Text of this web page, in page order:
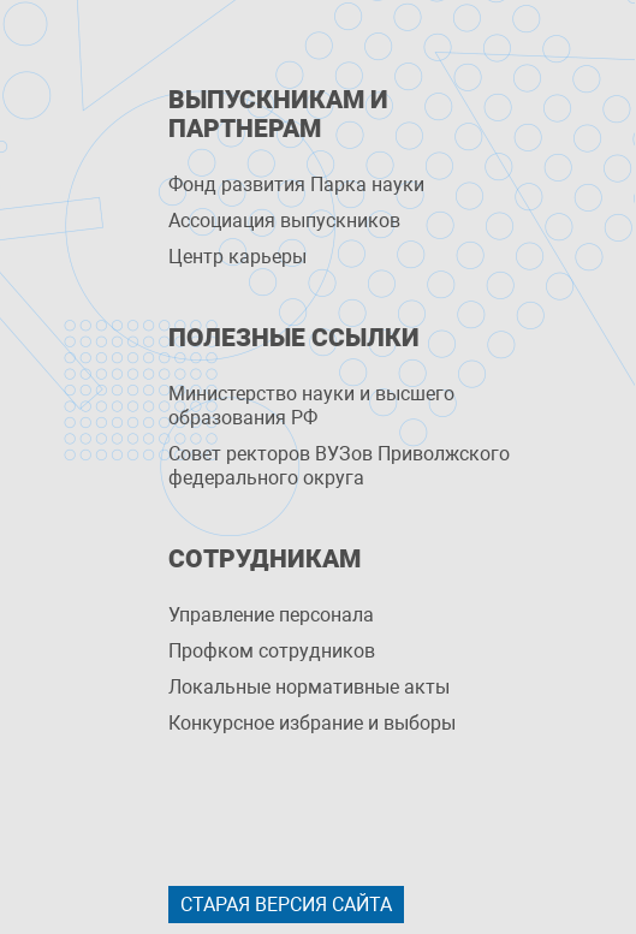
ВЫПУСКНИКАМ И
ПАРТНЕРАМ
Фонд развития Парка науки
Ассоциация выпускников
Центр карьеры
ПОЛЕЗНЫЕ ССЫЛКИ
Министерство науки и высшего
образования РФ
Совет ректоров ВУЗов Приволжского
федерального округа
СОТРУДНИКАМ
Управление персоналa
Профком сотрудников
Локальные нормативные акты
Конкурсное избрание и выборы
СТАРАЯ ВЕРСИЯ САЙТА